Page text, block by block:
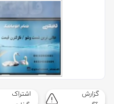
گزارش
اشتراک